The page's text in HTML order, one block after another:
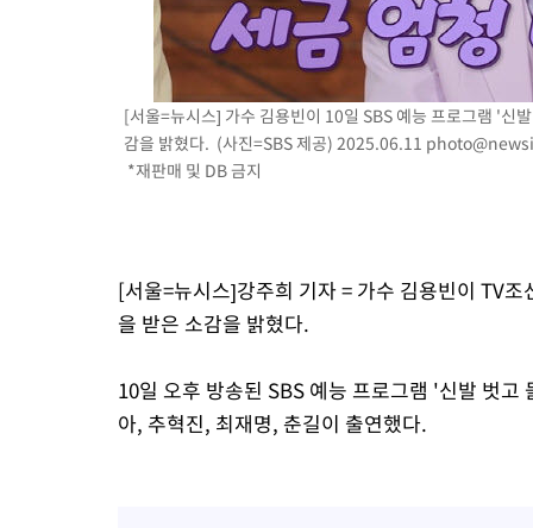
[속보]코스피, 301.88포인트(4.58%) 내린 6296.38 마감
[속보]원·달러 환율, 0.7원 내린 1423.8원 마감
"여기 떨어졌다"…다누리, 스페이스X 로켓 달 충돌 흔적 포착
손흥민, 5경기 연속골 실패…LAFC는 승부차기 끝 과달라하라
내일까지 39도 '펄펄'…기상청 "태풍 지나며 폭염 잠시 꺾인다"
트럼프, 한국계 진보 주지사 후보 맹공…"공산주의가 최대 위협"
[속보]경찰, '홍명보 선임 논란' 대한축구협회·축구회관 등 압수수색
[서울=뉴시스] 가수 김용빈이 10일 SBS 예능 프로그램 '신
감을 밝혔다. (사진=SBS 제공) 2025.06.11
*재판매 및 DB 금지
[서울=뉴시스]강주희 기자 = 가수 김용빈이 TV
을 받은 소감을 밝혔다.
10일 오후 방송된 SBS 예능 프로그램 '신발 벗
아, 추혁진, 최재명, 춘길이 출연했다.